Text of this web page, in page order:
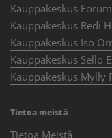
Kauppakeskus
Kauppakeskus Redi
Kauppakeskus Iso
Kauppakeskus Sello
Kauppakeskus Mylly
Tietoa meistä
Tietoa Meistä